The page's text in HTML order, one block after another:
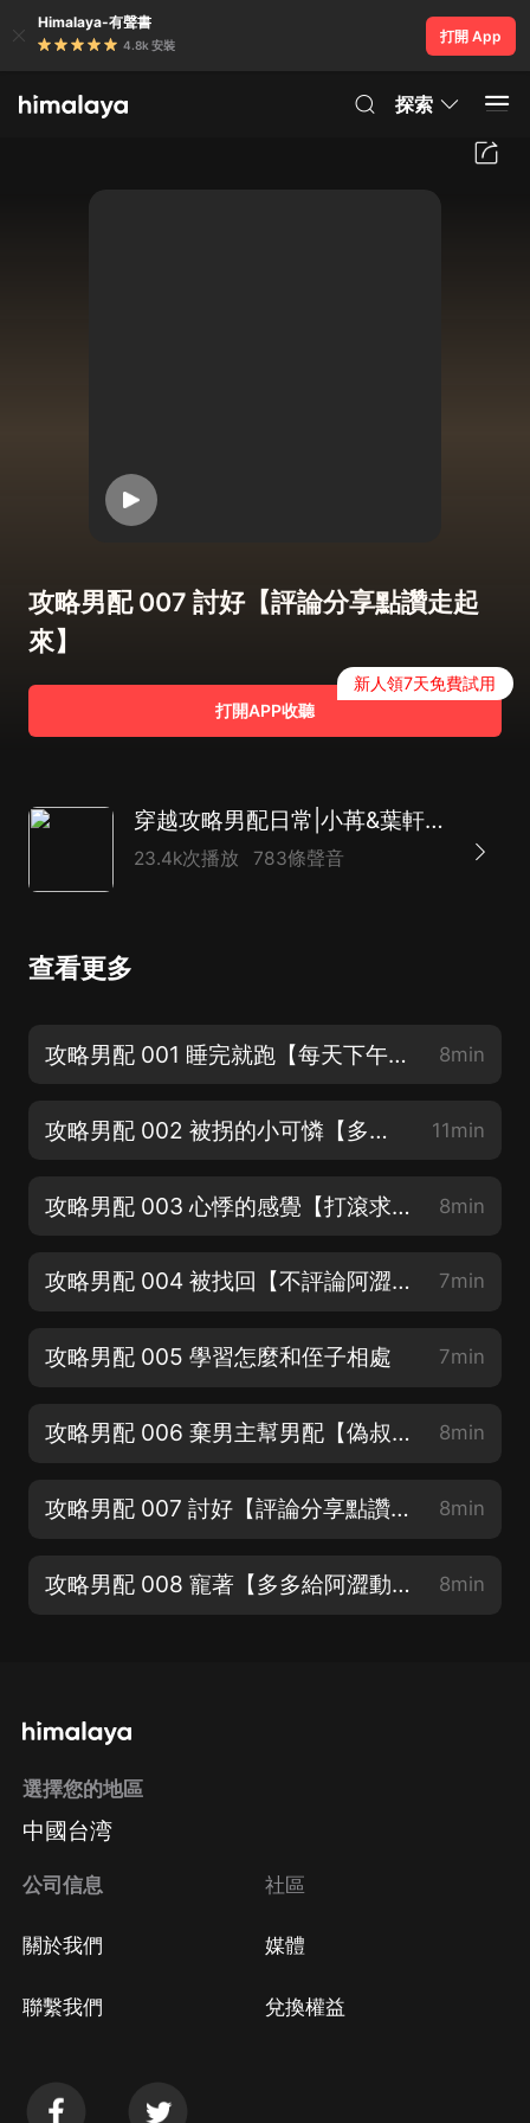
Himalaya-有聲書
4.8k 安裝
打開 App
探索
攻略男配 007 討好【評論分享點讚走起
來】
打開APP收聽
新人領7天免費試用
穿越攻略男配日常|小苒&葉軒然|被大佬丟進小世界玩
23.4k次播放 783條聲音
查看更多
攻略男配 001 睡完就跑【每天下午4點更新】 8min
攻略男配 002 被拐的小可憐【多多評論呀】 11min
攻略男配 003 心悸的感覺【打滾求評論】 8min
攻略男配 004 被找回【不評論阿澀賴地上不起來】 7min
攻略男配 005 學習怎麼和侄子相處 7min
攻略男配 006 棄男主幫男配【偽叔侄，喜歡嘛@~@】 8min
攻略男配 007 討好【評論分享點讚走起來】 8min
攻略男配 008 寵著【多多給阿澀動力呀】 8min
選擇您的地區
中國台湾
公司信息
關於我們
聯繫我們
社區
媒體
兌換權益